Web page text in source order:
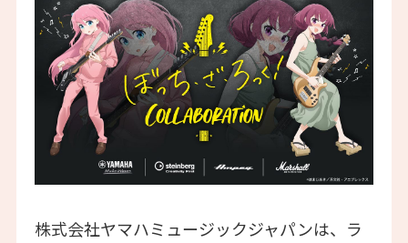
株式会社ヤマハミュージックジャパンは、ラ